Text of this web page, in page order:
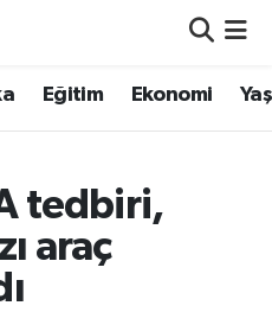
Eğitim Ekonomi
tedbiri,
araç